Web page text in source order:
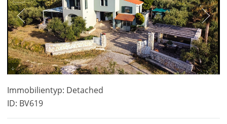
Immobilientyp: Detached
ID: BV619